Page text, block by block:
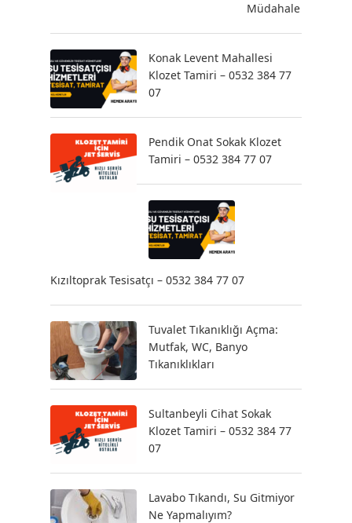
Müdahale
Konak Levent Mahallesi
Klozet Tamiri – 0532 384 77
07
Pendik Onat Sokak Klozet
Tamiri – 0532 384 77 07
Kızıltoprak Tesisatçı – 0532 384 77 07
Tuvalet Tıkanıklığı Açma:
Mutfak, WC, Banyo
Tıkanıklıkları
Sultanbeyli Cihat Sokak
Klozet Tamiri – 0532 384 77
07
Lavabo Tıkandı, Su Gitmiyor
Ne Yapmalıyım?